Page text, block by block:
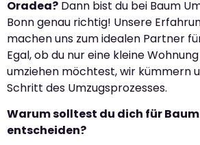
Oradea? Dann bist du bei Baum
Bonn genau richtig! Unsere
machen uns zum idealen Partner
Egal, ob du nur eine kleine
umziehen möchtest, wir kümmern
Schritt des Umzugsprozesses.
Warum solltest du dich für
entscheiden?